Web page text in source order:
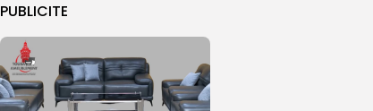
PUBLICITE